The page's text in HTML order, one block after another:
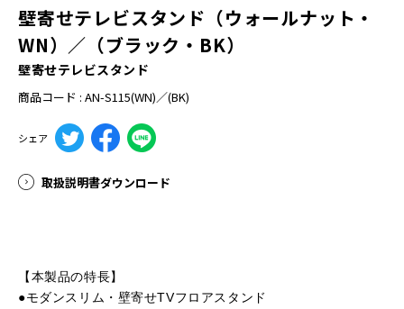
壁寄せテレビスタンド（ウォールナット・
WN）／（ブラック・BK）
壁寄せテレビスタンド
商品コード : AN-S115(WN)／(BK)
シェア
取扱説明書ダウンロード
【本製品の特長】
●モダンスリム・壁寄せTVフロアスタンド